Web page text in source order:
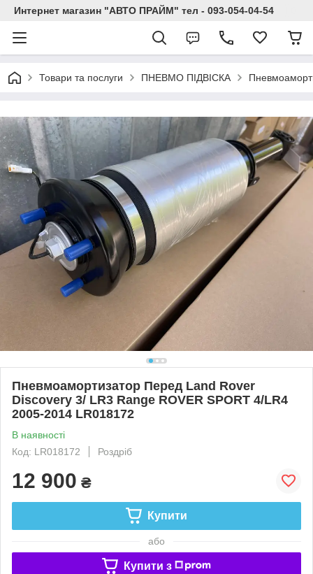
Интернет магазин "АВТО ПРАЙМ" тел - 093-054-04-54
Товари та послуги ПНЕВМО ПІДВІСКА
Пневмоамортизатор Перед Land Rover
Discovery 3/ LR3 Range ROVER SPORT 4/LR4
2005-2014 LR018172
В наявності
Код: LR018172
Роздріб
12 900 ₴
Купити
або
Купити з